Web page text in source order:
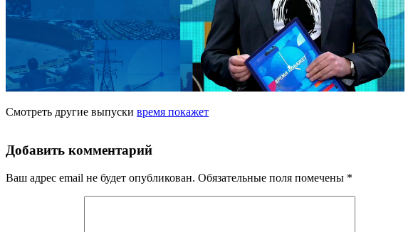
Смотреть другие выпуски время покажет
Добавить комментарий
Ваш адрес email не будет опубликован. Обязательные поля помечены *